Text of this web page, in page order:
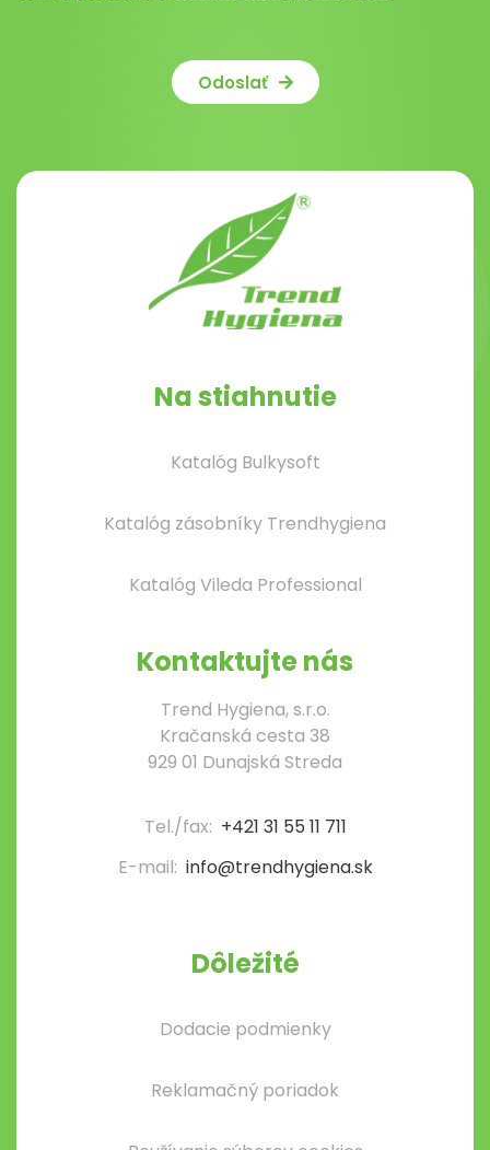
Odoslať
Na stiahnutie
Katalóg Bulkysoft
Katalóg zásobníky Trendhygiena
Katalóg Vileda Professional
Kontaktujte nás
Trend Hygiena, s.r.o.
Kračanská cesta 38
929 01 Dunajská Streda
Tel./fax: +421 31 55 11 711
E-mail: info@trendhygiena.sk
Dôležité
Dodacie podmienky
Reklamačný poriadok